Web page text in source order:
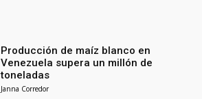
Producción de maíz blanco en
Venezuela supera un millón de
toneladas
Janna Corredor